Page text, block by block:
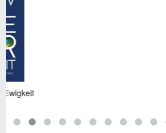
Das Foundation Projekt